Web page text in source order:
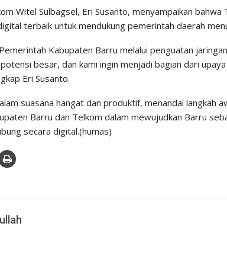
Witel Sulbagsel, Eri Susanto, menyampaikan
terbaik untuk mendukung pemerintah daerah
Kabupaten Barru melalui penguatan
besar, dan kami ingin menjadi bagian dari
Eri Susanto.
suasana hangat dan produktif, menandai langkah
Barru dan Telkom dalam mewujudkan Barru
secara digital.(humas)